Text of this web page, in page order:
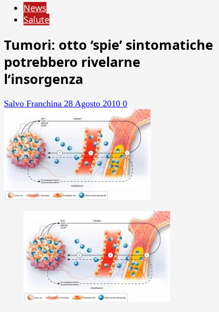
News
Salute
Tumori: otto ‘spie’ sintomatiche
potrebbero rivelarne
l’insorgenza
Salvo Franchina 28 Agosto 2010 0